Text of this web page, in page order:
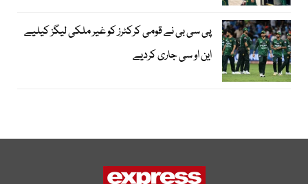
پی سی بی نے قومی کرکٹرز کو غیر ملکی لیگز کیلیے
این او سی جاری کردیے